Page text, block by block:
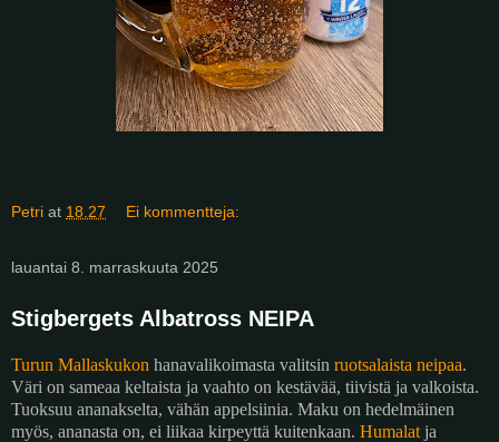
Petri at 18.27 Ei kommentteja:
lauantai 8. marraskuuta 2025
Stigbergets Albatross NEIPA
Turun Mallaskukon hanavalikoimasta valitsin ruotsalaista neipaa.
Väri on sameaa keltaista ja vaahto on kestävää, tiivistä ja valkoista.
Tuoksuu ananakselta, vähän appelsiinia. Maku on hedelmäinen
myös, ananasta on, ei liikaa kirpeyttä kuitenkaan. Humalat ja